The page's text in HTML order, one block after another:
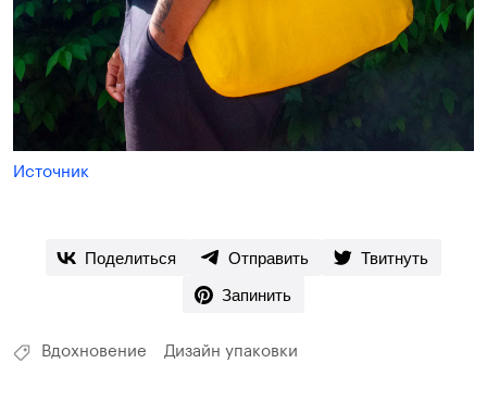
Источник
Поделиться Отправить
Твитнуть
Запинить
Вдохновение Дизайн упаковки